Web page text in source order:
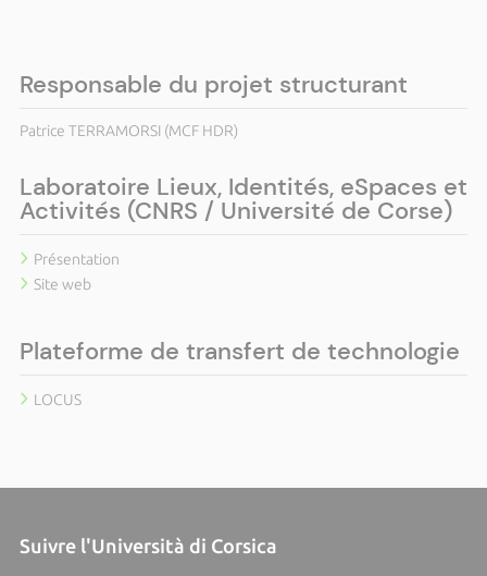
Responsable du projet structurant
Patrice TERRAMORSI (MCF HDR)
Laboratoire Lieux, Identités, eSpaces et
Activités (CNRS / Université de Corse)
Présentation
Site web
Plateforme de transfert de technologie
LOCUS
Suivre l'Università di Corsica